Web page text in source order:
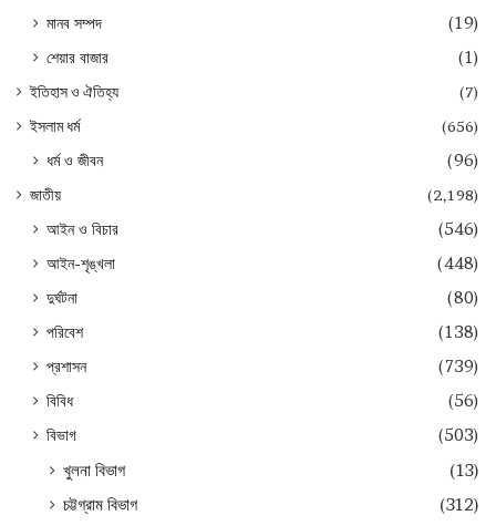
মানব সম্পদ
(19)
শেয়ার বাজার
(1)
ইতিহাস ও ঐতিহ্য
(7)
ইসলাম ধর্ম
(656)
ধর্ম ও জীবন (96)
জাতীয় (2,198)
আইন ও বিচার
(546)
আইন-শৃঙ্খলা
(448)
দুর্ঘটনা
(80)
পরিবেশ
(138)
প্রশাসন
(739)
বিবিধ
(56)
বিভাগ
(503)
খুলনা বিভাগ
(13)
চট্টগ্রাম বিভাগ
(312)